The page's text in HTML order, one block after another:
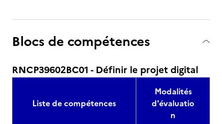
Blocs de compétences
RNCP39602BC01 - Définir le projet digital
Liste de compétences
Modalités
d'évaluatio
n